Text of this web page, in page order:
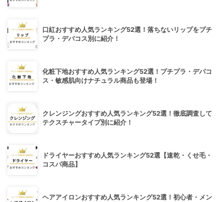
口紅おすすめ人気ランキング52選！落ちないリップをプチ
プラ・デパコス別に紹介！
化粧下地おすすめ人気ランキング52選！プチプラ・デパコ
ス・敏感肌向けナチュラル商品も登場！
クレンジングおすすめ人気ランキング52選！徹底調査して
テクスチャータイプ別に紹介！
ドライヤーおすすめ人気ランキング52選【速乾・くせ毛・
コスパ商品】
ヘアアイロンおすすめ人気ランキング52選！初心者・メン